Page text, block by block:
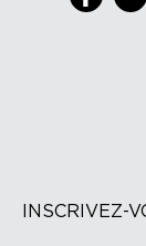
INSCRIVEZ-